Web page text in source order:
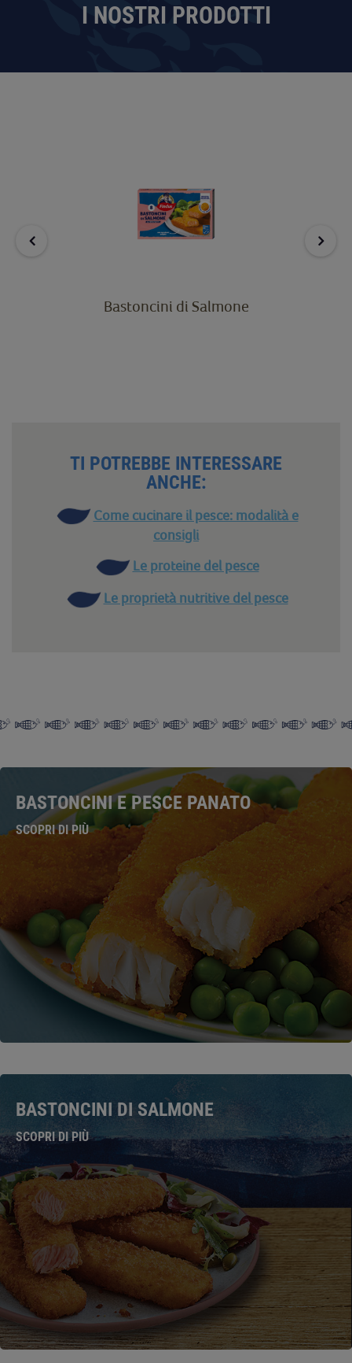
I NOSTRI PRODOTTI
Bastoncini di Salmone
TI POTREBBE INTERESSARE
ANCHE:
Come cucinare il pesce: modalità e
consigli
Le proteine del pesce
Le proprietà nutritive del pesce
BASTONCINI E PESCE PANATO
SCOPRI DI PIÙ
BASTONCINI DI SALMONE
SCOPRI DI PIÙ